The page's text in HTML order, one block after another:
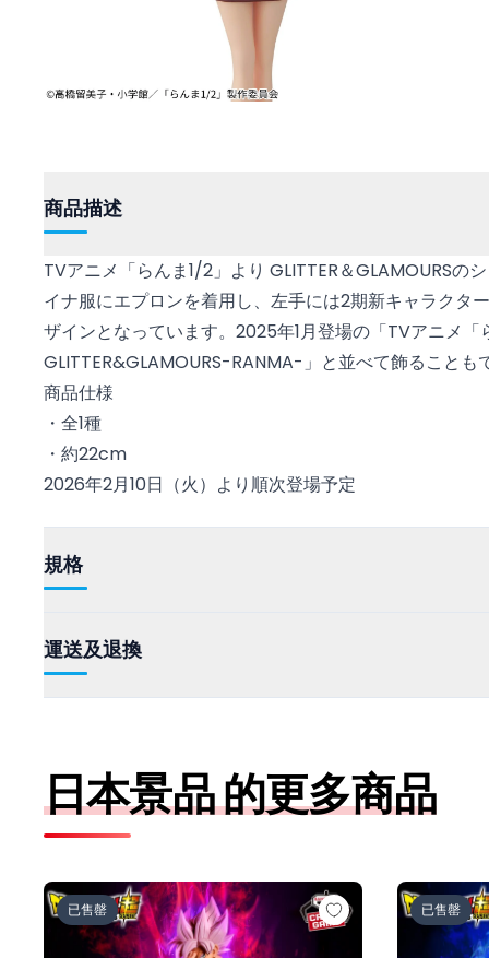
商品描述
TVアニメ「らんま1/2」より GLITTER＆GLAMOURSの
イナ服にエプロンを着用し、左手には2期新キャラクタ
ザインとなっています。2025年1月登場の「TVアニメ「
GLITTER&GLAMOURS-RANMA-」と並べて飾ることも
商品仕様
・全1種
・約22cm
2026年2月10日（火）より順次登場予定
規格
運送及退換
日本景品 的更多商品
ドラゴンボール超 MATCH MAKERS ゴクウブラック-
已售罄
ドラゴン
已售罄